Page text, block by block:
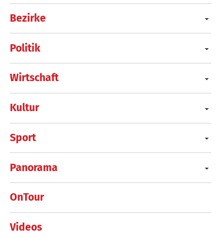
Bezirke
Politik
Wirtschaft
Kultur
Sport
Panorama
OnTour
Videos